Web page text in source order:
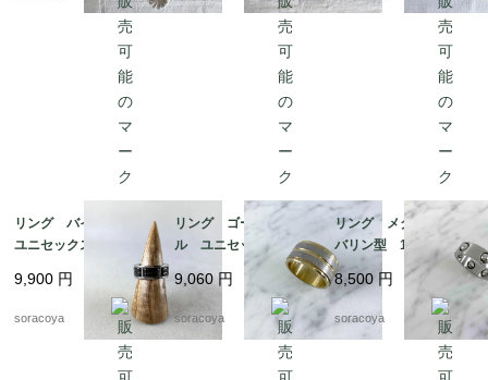
リング バイカラー
ユニセックス メン
ズ 20号 スカーフリ
ングとしても 12aceh
9,900 円
soracoya
リング ゴールドメタ
ル ユニセックス メ
ンズ 24号 スカーフ
リングとしても 12ac
cm13-2
9,060 円
soracoya
リング メタル タン
バリン型 18号 ファ
ッションリング スカ
ーフリングにも 12acc
m13-4
8,500 円
soracoya